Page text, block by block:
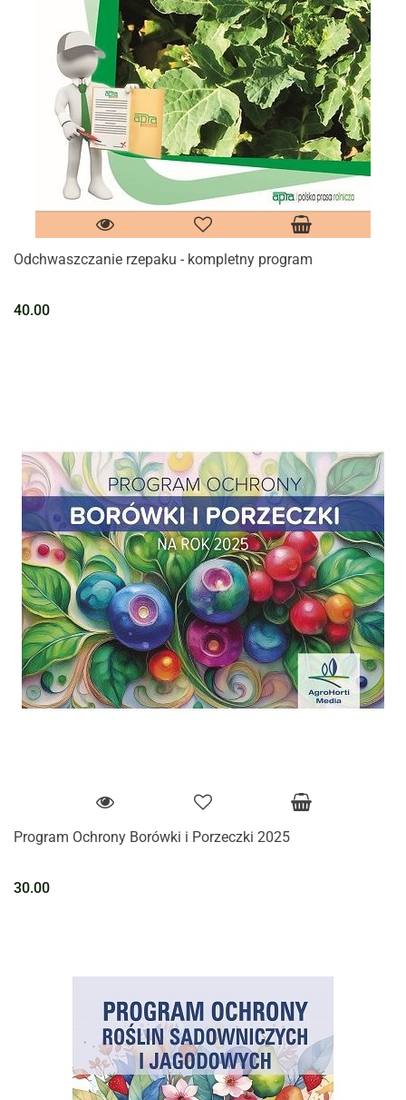
Odchwaszczanie rzepaku - kompletny program
40.00
Program Ochrony Borówki i Porzeczki 2025
30.00